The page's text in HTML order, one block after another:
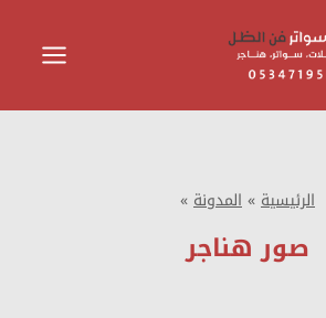
الرئيسية»المدونة»
صور هناجر